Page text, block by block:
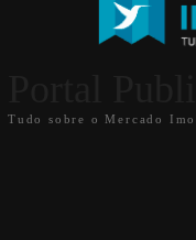
Tudo sobre o Mercado